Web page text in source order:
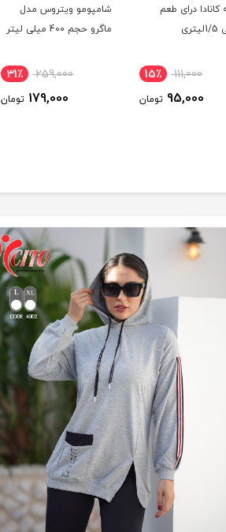
کانادا درای طعم
111,000 15٪
95,000 تومان
شامپومو ویتروس مدل
ماگرو حجم 400 میلی لیتر
259,000 31٪
179,000 تومان